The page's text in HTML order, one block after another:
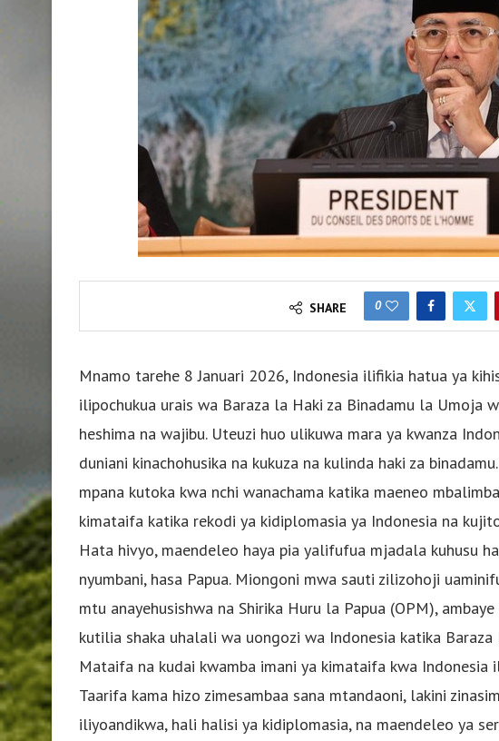
SHARE 0
Mnamo tarehe 8 Januari 2026, Indonesia ilifikia hatua ya
ilipochukua urais wa Baraza la Haki za Binadamu la Umoja
heshima na wajibu. Uteuzi huo ulikuwa mara ya kwanza
duniani kinachohusika na kukuza na kulinda haki za
mpana kutoka kwa nchi wanachama katika maeneo
kimataifa katika rekodi ya kidiplomasia ya Indonesia na
Hata hivyo, maendeleo haya pia yalifufua mjadala kuhusu
nyumbani, hasa Papua. Miongoni mwa sauti zilizohoji
mtu anayehusishwa na Shirika Huru la Papua (OPM),
kutilia shaka uhalali wa uongozi wa Indonesia katika
Mataifa na kudai kwamba imani ya kimataifa kwa Indonesia
Taarifa kama hizo zimesambaa sana mtandaoni, lakini
iliyoandikwa, hali halisi ya kidiplomasia, na maendeleo ya